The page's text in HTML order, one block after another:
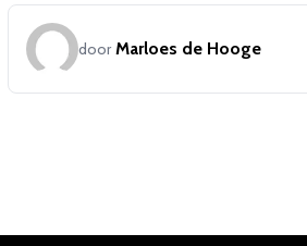
door Marloes de Hooge